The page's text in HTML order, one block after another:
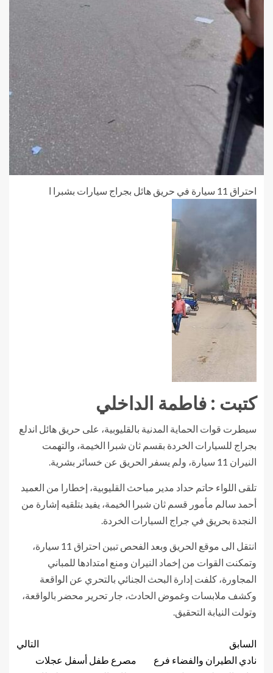
احتراق 11 سيارة في حريق هائل بجراج سيارات بشبرا ا
كتبت : فاطمة الداخلي
سيطرت قوات الحماية المدنية بالقليوبية، على حريق هائل اندلع
بجراج للسيارات الخردة بقسم ثان شبرا الخيمة، والتهمت
النيران 11 سيارة، ولم يسفر الحريق عن خسائر بشرية.
تلقى اللواء حاتم حداد مدير مباحث القليوبية، إخطارا من العميد
أحمد سالم مأمور قسم ثان شبرا الخيمة، يفيد بتلقيه إشارة من
النجدة بحريق في جراج السيارات الخردة.
انتقل الى موقع الحريق وبعد الفحص تبين احتراق 11 سيارة،
وتمكنت القوات من إخماد النيران ومنع امتدادها للمباني
المجاورة، كلفت إدارة البحث الجنائي بالتحري عن الواقعة
وكشف ملابسات وغموض الحادث، جار تحرير محضر بالواقعة،
وتولت النيابة التحقيق.
السابق
نادي الطيران والفضاء فرع
التالي
مصرع طفل أسفل عجلات